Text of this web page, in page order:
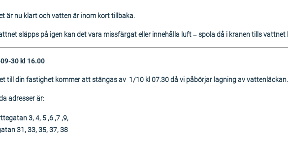
är nu klart och vatten är inom kort tillbaka.
släpps på igen kan det vara missfärgat eller innehålla luft – spola då i kranen tills vattnet
30 kl 16.00
till din fastighet kommer att stängas av 1/10 kl 07.30 då vi påbörjar lagning av vattenläckan.
adresser är:
3, 4, 5 ,6 ,7 ,9,
31, 33, 35, 37, 38